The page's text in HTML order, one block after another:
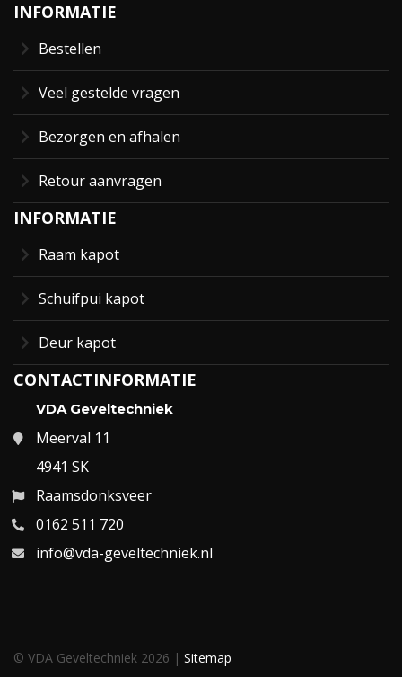
INFORMATIE
Bestellen
Veel gestelde vragen
Bezorgen en afhalen
Retour aanvragen
INFORMATIE
Raam kapot
Schuifpui kapot
Deur kapot
CONTACTINFORMATIE
VDA Geveltechniek
Meerval 11
4941 SK
Raamsdonksveer
0162 511 720
info@vda-geveltechniek.nl
© VDA Geveltechniek 2026 | Sitemap